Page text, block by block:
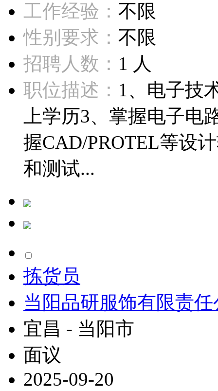
工作经验： 不限
性别要求： 不限
招聘人数： 1 人
职位描述： 1、电子技
上学历3、掌握电子电
握CAD/PROTEL等设
和测试...
拣货员
当阳品研服饰有限责
宜昌 - 当阳市
面议
2025-09-20